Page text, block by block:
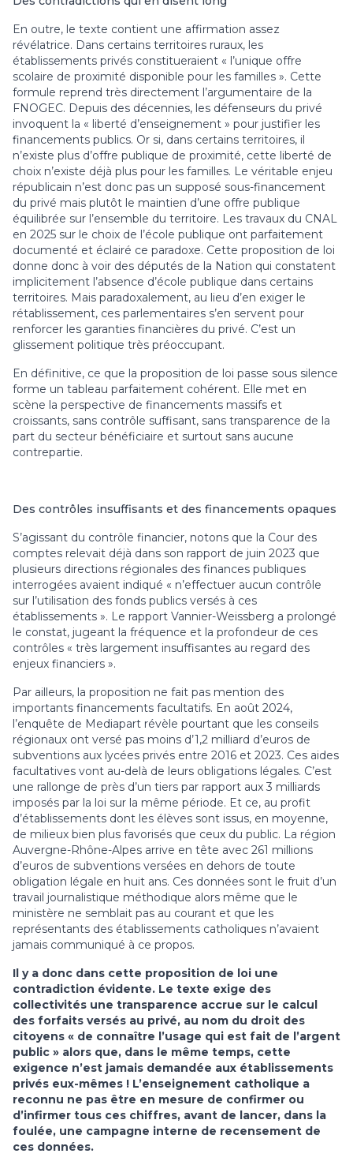
En outre, le texte contient une affirmation assez
révélatrice. Dans certains territoires ruraux, les
établissements privés constitueraient « l’unique offre
scolaire de proximité disponible pour les familles ». Cette
formule reprend très directement l’argumentaire de la
FNOGEC. Depuis des décennies, les défenseurs du privé
invoquent la « liberté d’enseignement » pour justifier les
financements publics. Or si, dans certains territoires, il
n’existe plus d’offre publique de proximité, cette liberté de
choix n’existe déjà plus pour les familles. Le véritable enjeu
républicain n’est donc pas un supposé sous-financement
du privé mais plutôt le maintien d’une offre publique
équilibrée sur l’ensemble du territoire. Les travaux du CNAL
en 2025 sur le choix de l’école publique ont parfaitement
documenté et éclairé ce paradoxe. Cette proposition de loi
donne donc à voir des députés de la Nation qui constatent
implicitement l’absence d’école publique dans certains
territoires. Mais paradoxalement, au lieu d’en exiger le
rétablissement, ces parlementaires s’en servent pour
renforcer les garanties financières du privé. C’est un
glissement politique très préoccupant.
En définitive, ce que la proposition de loi passe sous silence
forme un tableau parfaitement cohérent. Elle met en
scène la perspective de financements massifs et
croissants, sans contrôle suffisant, sans transparence de la
part du secteur bénéficiaire et surtout sans aucune
contrepartie.
Des contrôles insuffisants et des financements opaques
S’agissant du contrôle financier, notons que la Cour des
comptes relevait déjà dans son rapport de juin 2023 que
plusieurs directions régionales des finances publiques
interrogées avaient indiqué « n’effectuer aucun contrôle
sur l’utilisation des fonds publics versés à ces
établissements ». Le rapport Vannier-Weissberg a prolongé
le constat, jugeant la fréquence et la profondeur de ces
contrôles « très largement insuffisantes au regard des
enjeux financiers ».
Par ailleurs, la proposition ne fait pas mention des
importants financements facultatifs. En août 2024,
l’enquête de Mediapart révèle pourtant que les conseils
régionaux ont versé pas moins d’1,2 milliard d’euros de
subventions aux lycées privés entre 2016 et 2023. Ces aides
facultatives vont au-delà de leurs obligations légales. C’est
une rallonge de près d’un tiers par rapport aux 3 milliards
imposés par la loi sur la même période. Et ce, au profit
d’établissements dont les élèves sont issus, en moyenne,
de milieux bien plus favorisés que ceux du public. La région
Auvergne-Rhône-Alpes arrive en tête avec 261 millions
d’euros de subventions versées en dehors de toute
obligation légale en huit ans. Ces données sont le fruit d’un
travail journalistique méthodique alors même que le
ministère ne semblait pas au courant et que les
représentants des établissements catholiques n’avaient
jamais communiqué à ce propos.
Il y a donc dans cette proposition de loi une
contradiction évidente. Le texte exige des
collectivités une transparence accrue sur le calcul
des forfaits versés au privé, au nom du droit des
citoyens « de connaître l’usage qui est fait de l’argent
public » alors que, dans le même temps, cette
exigence n’est jamais demandée aux établissements
privés eux-mêmes ! L’enseignement catholique a
reconnu ne pas être en mesure de confirmer ou
d’infirmer tous ces chiffres, avant de lancer, dans la
foulée, une campagne interne de recensement de
ces données.